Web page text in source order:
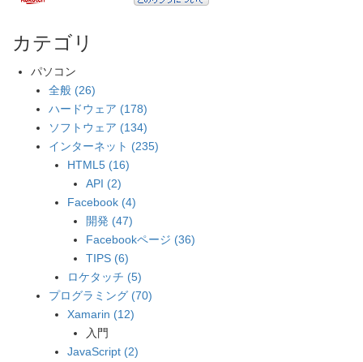
カテゴリ
パソコン
全般 (26)
ハードウェア (178)
ソフトウェア (134)
インターネット (235)
HTML5 (16)
API (2)
Facebook (4)
開発 (47)
Facebookページ (36)
TIPS (6)
ロケタッチ (5)
プログラミング (70)
Xamarin (12)
入門
JavaScript (2)